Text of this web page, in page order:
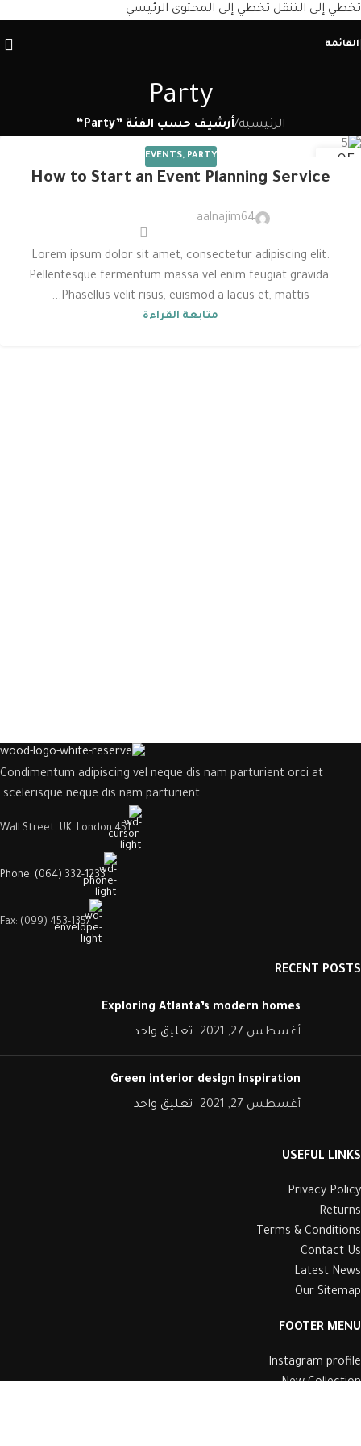
تخطي إلى التنقل تخطي إلى المحتوى الرئيسي
القائمة
Party
الرئيسية/أرشيف حسب الفئة ”Party“
05
ديسمبر
EVENTS, PARTY
How to Start an Event Planning Service
aalnajim64
Lorem ipsum dolor sit amet, consectetur adipiscing elit.
Pellentesque fermentum massa vel enim feugiat gravida.
Phasellus velit risus, euismod a lacus et, mattis...
متابعة القراءة
Condimentum adipiscing vel neque dis nam parturient orci at
scelerisque neque dis nam parturient.
451 Wall Street, UK, London
Phone: (064) 332-1233
Fax: (099) 453-1357
RECENT POSTS
Exploring Atlanta’s modern homes
أغسطس 27, 2021
تعليق واحد
Green interior design inspiration
أغسطس 27, 2021
تعليق واحد
USEFUL LINKS
Privacy Policy
Returns
Terms & Conditions
Contact Us
Latest News
Our Sitemap
FOOTER MENU
Instagram profile
New Collection